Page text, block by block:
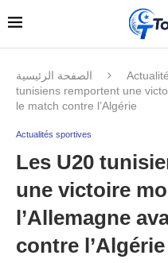
الصفحة الرئيسية
tunisiens remportent une
le match contre l’Algérie
Actualités sportives
Les U20
une victoire
l’Allemagne
contre l’Algérie